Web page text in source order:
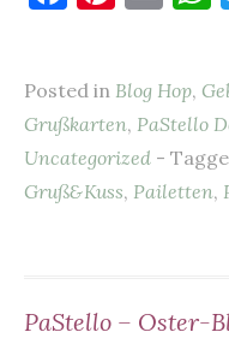
e
b
o
es
t
l s
Posted in Blog Hop,
Grußkarten, PaStello
Uncategorized -
Gruß&Kuss, Pailetten,
PaStello – Oster-